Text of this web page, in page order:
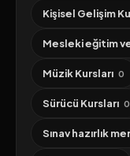
Kişisel Gelişim
Mesleki eğitim
Müzik Kursları 0
Sürücü Kursları 0
Sınav hazırlık